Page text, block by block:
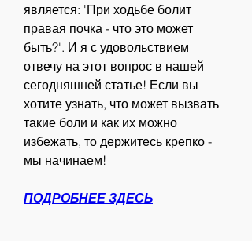
является: 'При ходьбе болит
правая почка - что это может
быть?'. И я с удовольствием
отвечу на этот вопрос в нашей
сегодняшней статье! Если вы
хотите узнать, что может вызвать
такие боли и как их можно
избежать, то держитесь крепко -
мы начинаем!
ПОДРОБНЕЕ ЗДЕСЬ